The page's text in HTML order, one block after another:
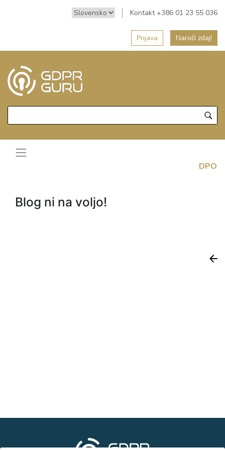
Kontakt +386 01 23 55 036
Prijava Naroči zdaj!
DPO
Blog ni na voljo!